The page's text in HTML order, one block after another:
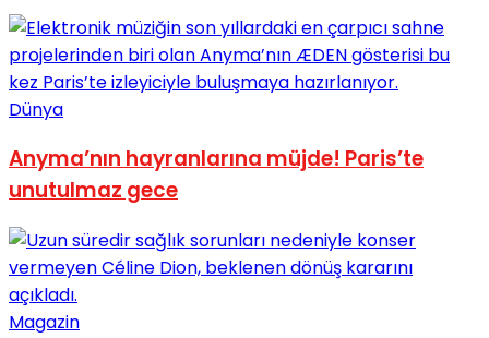
Dünya
Anyma’nın hayranlarına müjde! Paris’te
unutulmaz gece
Magazin